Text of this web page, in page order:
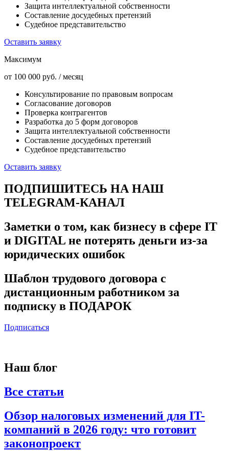
Защита интеллектуальной собственности
Составление досудебных претензий
Судебное представительство
Оставить заявку
Максимум
от 100 000 руб. /месяц
Консультирование по правовым вопросам
Согласование договоров
Проверка контрагентов
Разработка до 5 форм договоров
Защита интеллектуальной собственности
Составление досудебных претензий
Судебное представительство
Оставить заявку
ПОДПИШИТЕСЬ НА НАШ
TELEGRAM-КАНАЛ
Заметки о том, как бизнесу в сфере IT
и DIGITAL не потерять деньги из-за
юридических ошибок
Шаблон трудового договора с
дистанционным работником за
подписку в ПОДАРОК
Подписаться
Наш блог
Все статьи
Обзор налоговых изменений для IT-
компаний в 2026 году: что готовит
законопроект